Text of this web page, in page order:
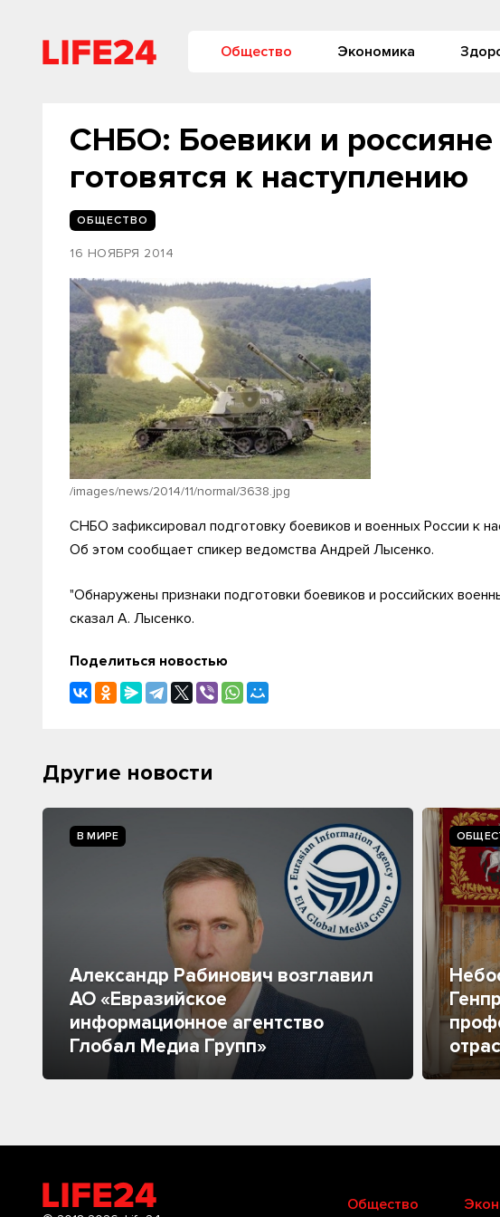
Общество Экономика
СНБО: Боевики и
готовятся к наступлению
ОБЩЕСТВО
16 НОЯБРЯ 2014
/images/news/2014/11/normal/3638.jpg
СНБО зафиксировал подготовку боевиков и военных России к
Об этом сообщает спикер ведомства Андрей Лысенко.
"Обнаружены признаки подготовки боевиков и российских
сказал А. Лысенко.
Поделиться новостью
Другие новости
В МИРЕ
Александр Рабинович возглавил
АО «Евразийское
информационное агентство
Глобал Медиа Групп»
Общество